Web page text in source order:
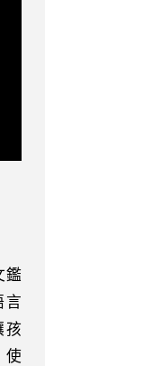
鑑
言
孩
使